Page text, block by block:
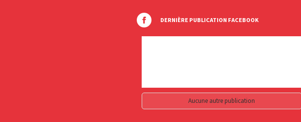
DERNIÈRE PUBLICATION FACEBOOK
Aucune autre publication